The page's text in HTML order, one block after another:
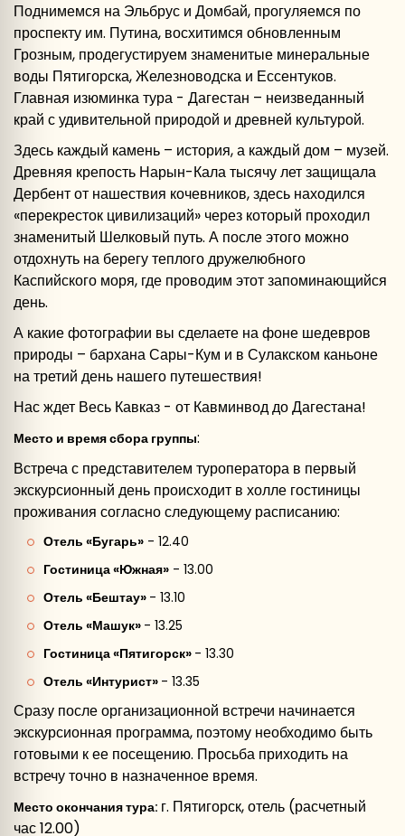
Поднимемся на Эльбрус и Домбай, прогуляемся по
проспекту им. Путина, восхитимся обновленным
Грозным, продегустируем знаменитые минеральные
воды Пятигорска, Железноводска и Ессентуков.
Главная изюминка тура - Дагестан – неизведанный
край с удивительной природой и древней культурой.
Здесь каждый камень – история, а каждый дом – музей.
Древняя крепость Нарын-Кала тысячу лет защищала
Дербент от нашествия кочевников, здесь находился
«перекресток цивилизаций» через который проходил
знаменитый Шелковый путь. А после этого можно
отдохнуть на берегу теплого дружелюбного
Каспийского моря, где проводим этот запоминающийся
день.
А какие фотографии вы сделаете на фоне шедевров
природы – бархана Сары-Кум и в Сулакском каньоне
на третий день нашего путешествия!
Нас ждет Весь Кавказ - от Кавминвод до Дагестана!
Место и время сбора группы:
Встреча с представителем туроператора в первый
экскурсионный день происходит в холле гостиницы
проживания согласно следующему расписанию:
Отель «Бугарь» - 12.40
Гостиница «Южная» - 13.00
Отель «Бештау» - 13.10
Отель «Машук» - 13.25
Гостиница «Пятигорск» - 13.30
Отель «Интурист» - 13.35
Сразу после организационной встречи начинается
экскурсионная программа, поэтому необходимо быть
готовыми к ее посещению. Просьба приходить на
встречу точно в назначенное время.
Место окончания тура: г. Пятигорск, отель (расчетный
час 12.00)